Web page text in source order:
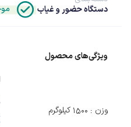
دستگاه حضور و غیاب
ویژگی‌های محصول
وزن : 1500 کیلوگرم